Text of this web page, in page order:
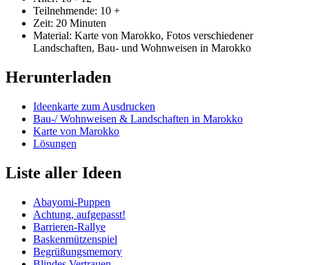
Teilnehmende: 10 +
Zeit: 20 Minuten
Material: Karte von Marokko, Fotos verschiedener
Landschaften, Bau- und Wohnweisen in Marokko
Herunterladen
Ideenkarte zum Ausdrucken
Bau-/ Wohnweisen & Landschaften in Marokko
Karte von Marokko
Lösungen
Liste aller Ideen
Abayomi-Puppen
Achtung, aufgepasst!
Barrieren-Rallye
Baskenmützenspiel
Begrüßungsmemory